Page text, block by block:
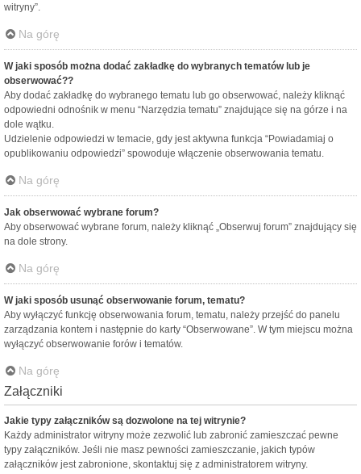
witryny”.
Na górę
W jaki sposób można dodać zakładkę do wybranych tematów lub je
obserwować??
Aby dodać zakładkę do wybranego tematu lub go obserwować, należy kliknąć
odpowiedni odnośnik w menu “Narzędzia tematu” znajdujące się na górze i na
dole wątku.
Udzielenie odpowiedzi w temacie, gdy jest aktywna funkcja “Powiadamiaj o
opublikowaniu odpowiedzi” spowoduje włączenie obserwowania tematu.
Na górę
Jak obserwować wybrane forum?
Aby obserwować wybrane forum, należy kliknąć „Obserwuj forum” znajdujący się
na dole strony.
Na górę
W jaki sposób usunąć obserwowanie forum, tematu?
Aby wyłączyć funkcję obserwowania forum, tematu, należy przejść do panelu
zarządzania kontem i następnie do karty “Obserwowane”. W tym miejscu można
wyłączyć obserwowanie forów i tematów.
Na górę
Załączniki
Jakie typy załączników są dozwolone na tej witrynie?
Każdy administrator witryny może zezwolić lub zabronić zamieszczać pewne
typy załączników. Jeśli nie masz pewności zamieszczanie, jakich typów
załączników jest zabronione, skontaktuj się z administratorem witryny.